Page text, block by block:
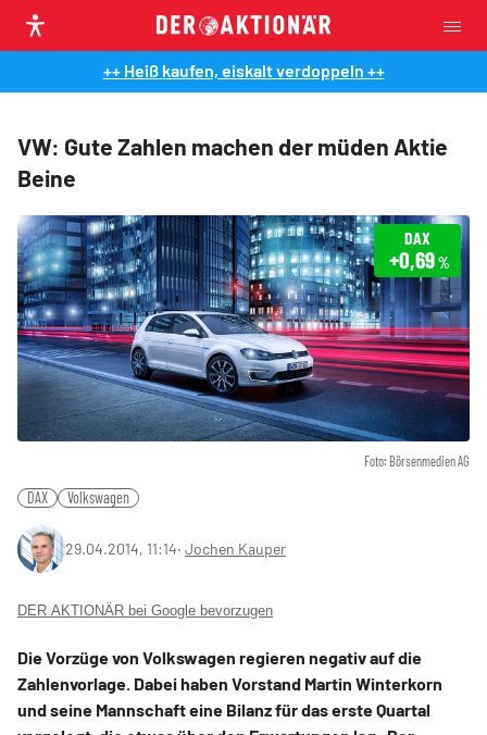
++ Heiß kaufen, eiskalt verdoppeln ++
VW: Gute Zahlen machen der müden Aktie
Beine
Foto: Börsenmedien AG
DAX
+0,69%
DAX Volkswagen
29.04.2014, 11:14‧ Jochen Kauper
DER AKTIONÄR bei Google bevorzugen
Die Vorzüge von Volkswagen regieren negativ auf die
Zahlenvorlage. Dabei haben Vorstand Martin Winterkorn
und seine Mannschaft eine Bilanz für das erste Quartal